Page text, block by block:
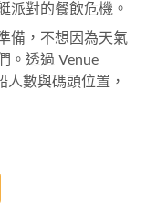
派對的餐飲危機。
備，不想因為天氣
。透過 Venue
數與碼頭位置，